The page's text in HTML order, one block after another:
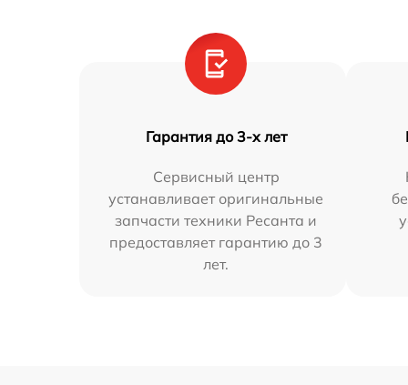
Гарантия до 3-х лет
Сервисный центр
устанавливает оригинальные
запчасти техники Ресанта и
предоставляет гарантию до 3
лет.